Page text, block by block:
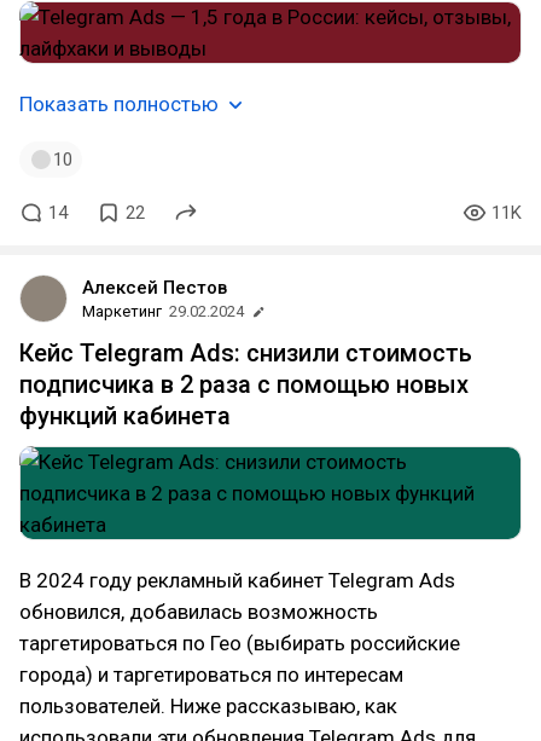
Показать полностью
10
14 22 11K
Алексей Пестов
Маркетинг 29.02.2024
Кейс Telegram Ads: снизили стоимость
подписчика в 2 раза с помощью новых
функций кабинета
В 2024 году рекламный кабинет Telegram Ads
обновился, добавилась возможность
таргетироваться по Гео (выбирать российские
города) и таргетироваться по интересам
пользователей. Ниже рассказываю, как